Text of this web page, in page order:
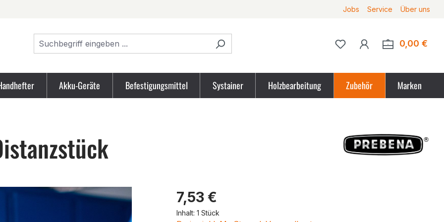
Jobs Service Über uns
Du hast 0 Produkte auf
0,00 €
Akku-Geräte Befestigungsmittel Systainer Holzbearbeitung Zubehör Marken
Produktpreis
7,53 €
Inhalt: 1 Stück